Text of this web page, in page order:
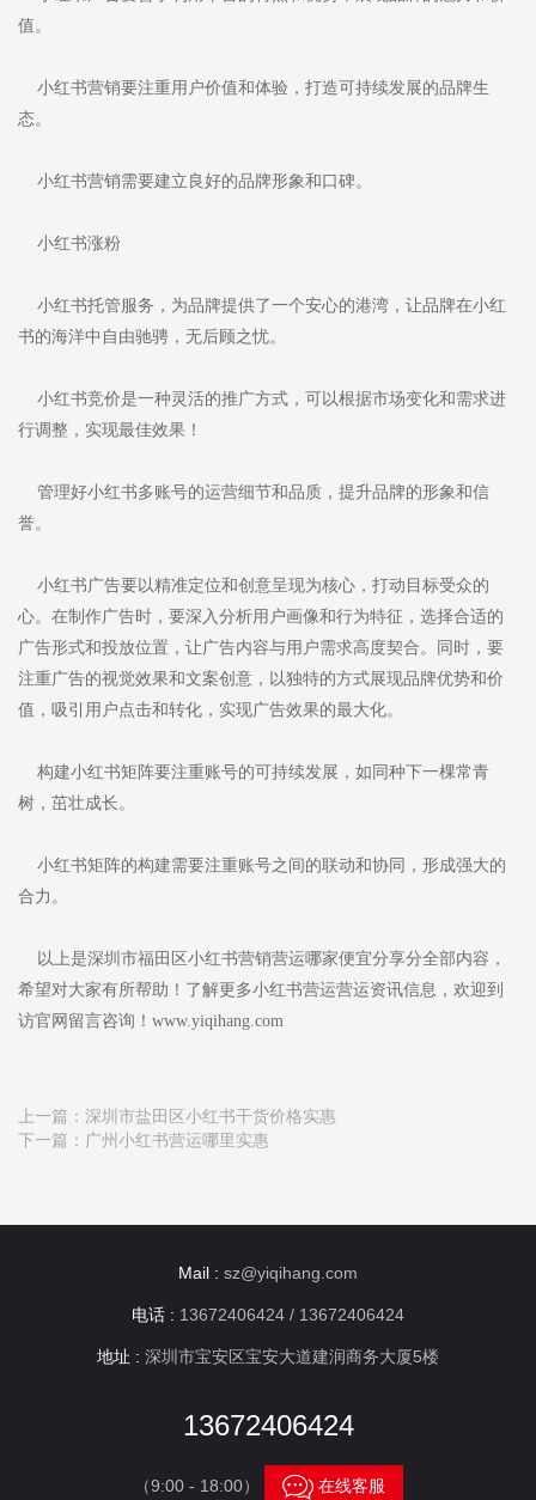
值。
小红书营销要注重用户价值和体验，打造可持续发展的品牌生
态。
小红书营销需要建立良好的品牌形象和口碑。
小红书涨粉
小红书托管服务，为品牌提供了一个安心的港湾，让品牌在小红
书的海洋中自由驰骋，无后顾之忧。
小红书竞价是一种灵活的推广方式，可以根据市场变化和需求进
行调整，实现最佳效果！
管理好小红书多账号的运营细节和品质，提升品牌的形象和信
誉。
小红书广告要以精准定位和创意呈现为核心，打动目标受众的
心。在制作广告时，要深入分析用户画像和行为特征，选择合适的
广告形式和投放位置，让广告内容与用户需求高度契合。同时，要
注重广告的视觉效果和文案创意，以独特的方式展现品牌优势和价
值，吸引用户点击和转化，实现广告效果的最大化。
构建小红书矩阵要注重账号的可持续发展，如同种下一棵常青
树，茁壮成长。
小红书矩阵的构建需要注重账号之间的联动和协同，形成强大的
合力。
以上是深圳市福田区小红书营销营运哪家便宜分享分全部内容，
希望对大家有所帮助！了解更多小红书营运营运资讯信息，欢迎到
访官网留言咨询！www.yiqihang.com
上一篇： 深圳市盐田区小红书干货价格实惠
下一篇： 广州小红书营运哪里实惠
Mail : sz@yiqihang.com
电话 : 13672406424 / 13672406424
地址 : 深圳市宝安区宝安大道建润商务大厦5楼
13672406424
（9:00 - 18:00） 在线客服